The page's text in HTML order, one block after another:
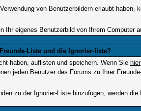
von Benutzerbildern erlaubt haben,
Ihr eigenes Benutzerbild von Ihrem Computer
Liste und die Ignorier-liste?
haben, auflisten und speichern. Wenn Sie hier
jeden Benutzer des Forums zu Ihrer
zu der Ignorier-Liste hinzufügen, werden